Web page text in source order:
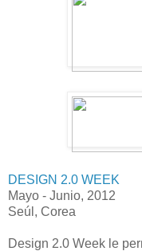
DESIGN 2.0 WEEK
Mayo - Junio, 2012
Seúl, Corea
Design 2.0 Week le